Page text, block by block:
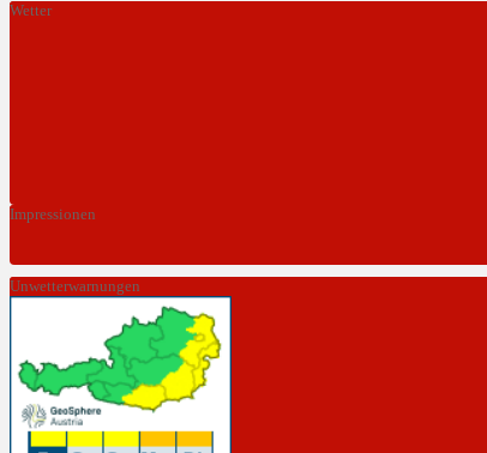
Wetter
Impressionen
Unwetterwarnungen